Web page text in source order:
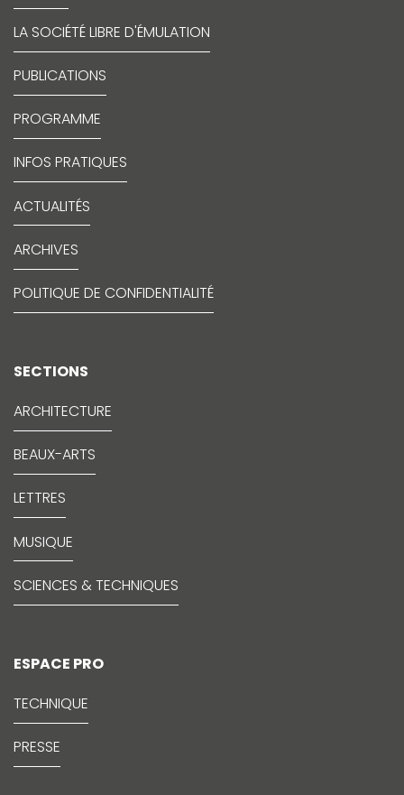
LA SOCIÉTÉ LIBRE D'ÉMULATION
PUBLICATIONS
PROGRAMME
INFOS PRATIQUES
ACTUALITÉS
ARCHIVES
POLITIQUE DE CONFIDENTIALITÉ
SECTIONS
ARCHITECTURE
BEAUX-ARTS
LETTRES
MUSIQUE
SCIENCES & TECHNIQUES
ESPACE PRO
TECHNIQUE
PRESSE